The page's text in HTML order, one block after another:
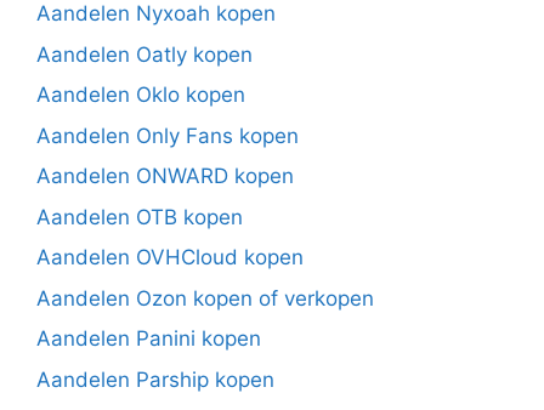
Aandelen Nyxoah kopen
Aandelen Oatly kopen
Aandelen Oklo kopen
Aandelen Only Fans kopen
Aandelen ONWARD kopen
Aandelen OTB kopen
Aandelen OVHCloud kopen
Aandelen Ozon kopen of verkopen
Aandelen Panini kopen
Aandelen Parship kopen